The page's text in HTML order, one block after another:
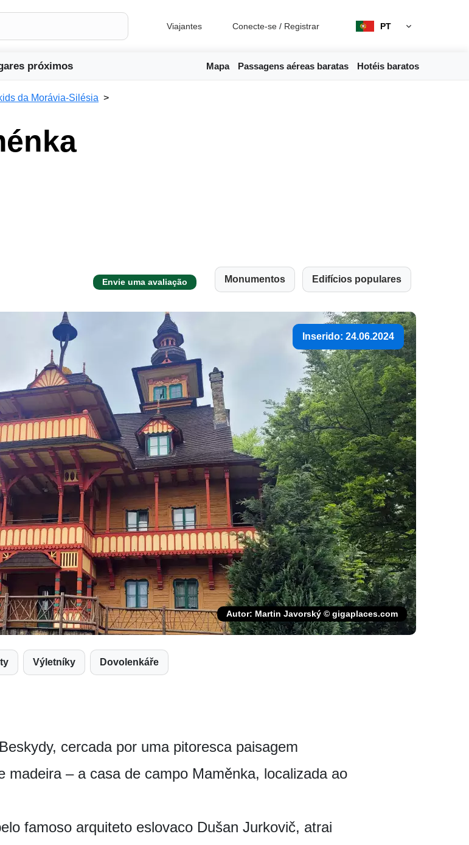
Viajantes Conecte-se / Registrar PT
próximos Mapa Passagens aéreas baratas Hotéis baratos
da Morávia-Silésia
Envie uma avaliação Monumentos Edifícios populares
Inserido: 24.06.2024
Autor: Martin Javorský © gigaplaces.com
Výletníky Dovolenkáře
cercada por uma pitoresca paisagem
madeira – a casa de campo Maměnka, localizada ao
famoso arquiteto eslovaco Dušan Jurkovič, atrai